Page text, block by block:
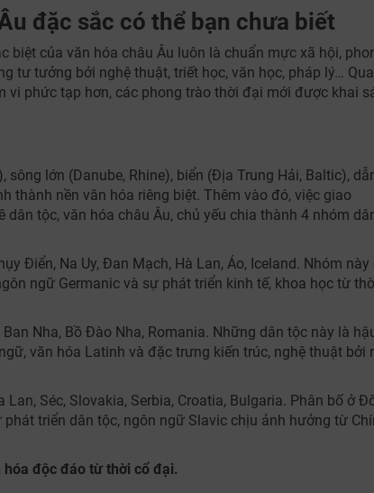
đặc sắc có thể bạn chưa biết
của văn hóa châu Âu luôn là chuẩn mực xã hội,
tư tưởng bởi nghệ thuật, triết học, văn học, pháp lý… Qua
vi phức tạp hơn, các phong trào thời đại mới được khai
lớn (Danube, Rhine), biển (Địa Trung Hải, Baltic),
thành nền văn hóa riêng biệt. Thêm vào đó, việc giao
tộc, văn hóa châu Âu, chủ yếu chia thành 4 nhóm
Điển, Na Uy, Đan Mạch, Hà Lan, Áo, Iceland. Nhóm này
ngữ Germanic và sự phát triển kinh tế, khoa học từ
Nha, Bồ Đào Nha, Romania. Những dân tộc này là
văn hóa Latinh và đặc trưng kiến trúc, nghệ thuật bởi
Séc, Slovakia, Serbia, Croatia, Bulgaria. Phân bố ở
triển dân tộc, ngôn ngữ Slavic chịu ảnh hưởng từ
hóa độc đáo từ thời cổ đại.